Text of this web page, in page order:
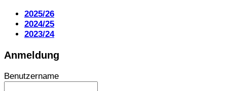
2025/26
2024/25
2023/24
Anmeldung
Benutzername